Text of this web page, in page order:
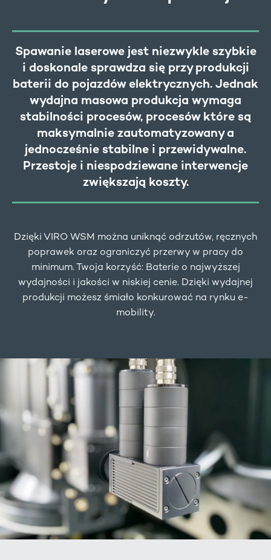
Spawanie laserowe jest niezwykle szybkie
i doskonale sprawdza się przy produkcji
baterii do pojazdów elektrycznych. Jednak
wydajna masowa produkcja wymaga
stabilności procesów, procesów które są
maksymalnie zautomatyzowany a
jednocześnie stabilne i przewidywalne.
Przestoje i niespodziewane interwencje
zwiększają koszty.
Dzięki VIRO WSM można uniknąć odrzutów, ręcznych
poprawek oraz ograniczyć przerwy w pracy do
minimum. Twoja korzyść: Baterie o najwyższej
wydajności i jakości w niskiej cenie. Dzięki wydajnej
produkcji możesz śmiało konkurować na rynku e-
mobility.